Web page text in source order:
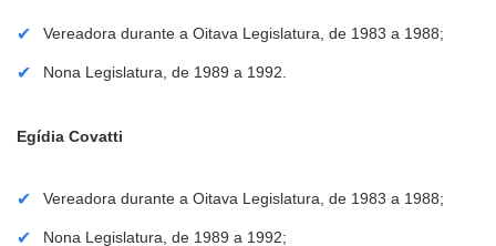
Vereadora durante a Oitava Legislatura, de 1983 a 1988;
Nona Legislatura, de 1989 a 1992.
Egídia Covatti
Vereadora durante a Oitava Legislatura, de 1983 a 1988;
Nona Legislatura, de 1989 a 1992;